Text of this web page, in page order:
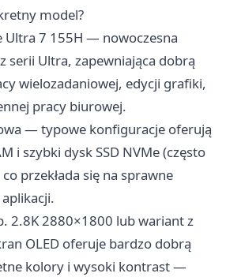
model?
Ultra 7 155H — nowoczesna
serii Ultra, zapewniająca dobrą
wielozadaniowej, edycji grafiki,
pracy biurowej.
— typowe konfiguracje oferują
i szybki dysk SSD NVMe (często
przekłada się na sprawne
2.8K 2880×1800 lub wariant z
OLED oferuje bardzo dobrą
kolory i wysoki kontrast —